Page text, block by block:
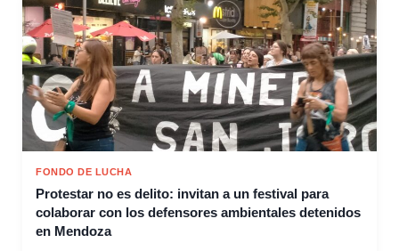
FONDO DE LUCHA
Protestar no es delito: invitan a un festival para
colaborar con los defensores ambientales detenidos
en Mendoza